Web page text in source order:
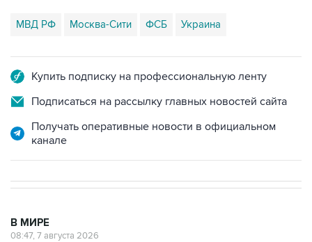
МВД РФ Москва-Сити ФСБ Украина
Купить подписку на профессиональную ленту
Подписаться на рассылку главных новостей сайта
Получать оперативные новости в официальном
канале
В МИРЕ
08:47, 7 августа 2026